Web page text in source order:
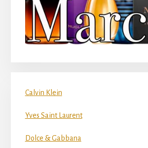
Calvin Klein
Yves Saint Laurent
Dolce & Gabbana